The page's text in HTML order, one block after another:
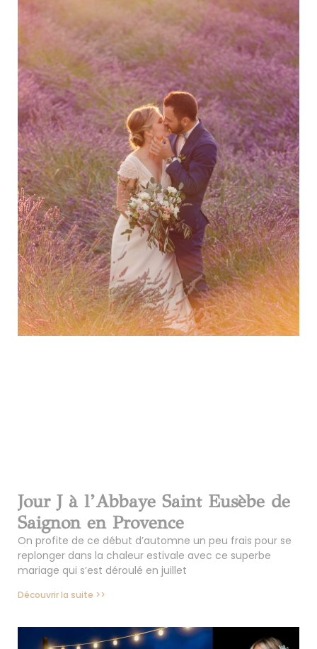
Jour J à l’Abbaye Saint Eusèbe de
Saignon en Provence
On profite de ce début d’automne un peu frais pour se
replonger dans la chaleur estivale avec ce superbe
mariage qui s’est déroulé en juillet
Découvrir la suite >>